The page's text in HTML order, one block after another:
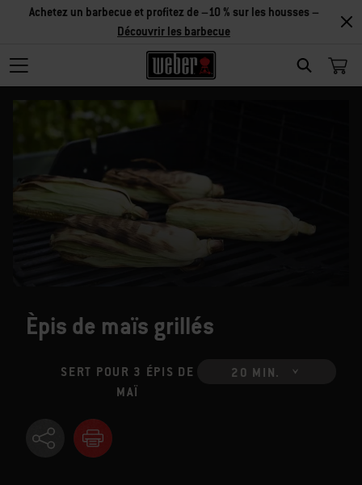
SEARCH
Achetez un barbecue et profitez de –10 % sur les housses –
Découvrir les barbecue
Èpis de maïs grillés
SERT POUR 3 ÉPIS DE
MAÏ
20 MIN.